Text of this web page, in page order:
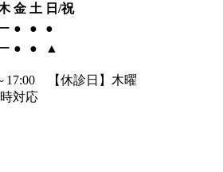
金 土 日/祝
● ●
●
● ● ▲
17:00 【休診日】木曜
対応